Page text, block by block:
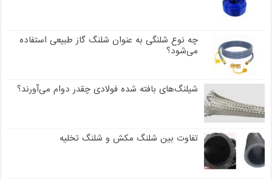
چه نوع شلنگی به عنوان شلنگ گاز طبیعی استفاده
می‌شود؟
شیلنگ‌های بافته شده فولادی چقدر دوام می‌آورند؟
تفاوت بین شلنگ مکش و شلنگ تخلیه